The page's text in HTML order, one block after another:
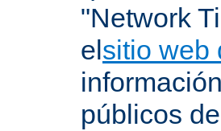
"Network
elsitio web
públicos